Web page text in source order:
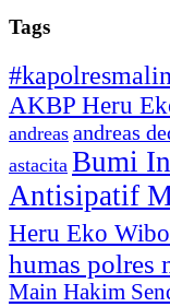
Tags
AKBP Heru
andreas andreas
astacita Bumi
Antisipatif
Heru Eko
humas polres
Main Hakim